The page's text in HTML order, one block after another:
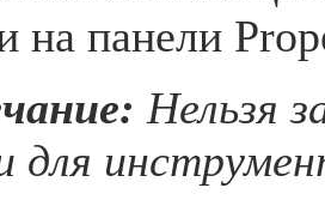
на панели
Нельзя
для